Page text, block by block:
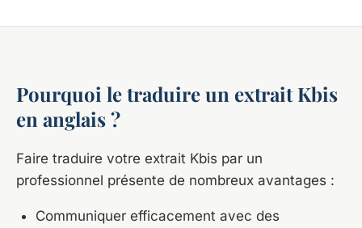
Pourquoi le traduire un extrait Kbis
en anglais ?
Faire traduire votre extrait Kbis par un
professionnel présente de nombreux avantages :
Communiquer efficacement avec des